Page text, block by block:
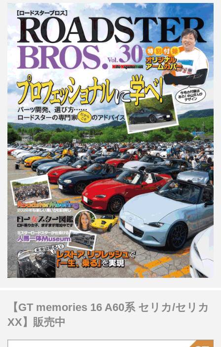
【GT memories 16 A60系 セリカ/セリカ
XX】販売中